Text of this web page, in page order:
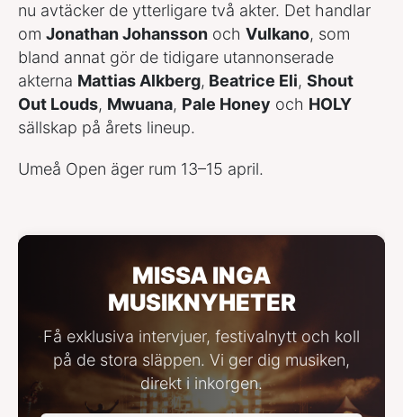
nu avtäcker de ytterligare två akter. Det handlar
om Jonathan Johansson och Vulkano, som
bland annat gör de tidigare utannonserade
akterna Mattias Alkberg, Beatrice Eli, Shout
Out Louds, Mwuana, Pale Honey och HOLY
sällskap på årets lineup.
Umeå Open äger rum 13–15 april.
MISSA INGA
MUSIKNYHETER
Få exklusiva intervjuer, festivalnytt och koll
på de stora släppen. Vi ger dig musiken,
direkt i inkorgen.